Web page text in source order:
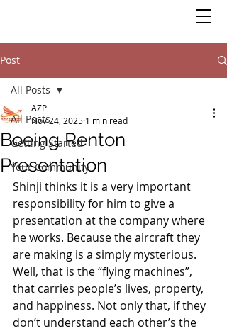
Post
All Posts
Getting Started
Your Community
All Posts
Boeing Renton
Presentation
AZP
Nov 24, 2025 1 min read
Shinji thinks it is a very important
responsibility for him to give a
presentation at the company where
he works. Because the aircraft they
are making is a simply mysterious.
Well, that is the “flying machines”,
that carries people’s lives, property,
and happiness. Not only that, if they
don’t understand each other’s the